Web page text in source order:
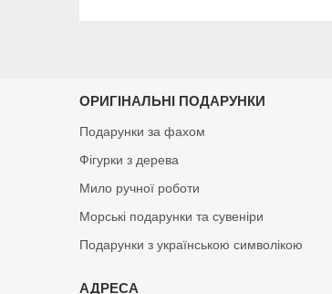
ОРИГІНАЛЬНІ ПОДАРУНКИ
Подарунки за фахом
Фігурки з дерева
Мило ручної роботи
Морські подарунки та сувеніри
Подарунки з українською символікою